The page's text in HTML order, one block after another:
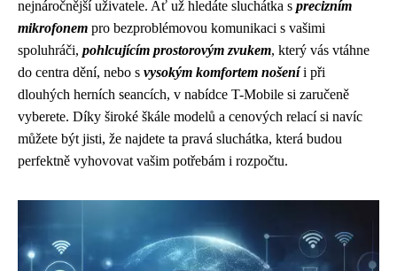
nejnáročnější uživatele. Ať už hledáte sluchátka s precizním
mikrofonem pro bezproblémovou komunikaci s vašimi
spoluhráči, pohlcujícím prostorovým zvukem, který vás vtáhne
do centra dění, nebo s vysokým komfortem nošeníi při
dlouhých herních seancích, v nabídce T-Mobile si zaručeně
vyberete. Díky široké škále modelů a cenových relací si navíc
můžete být jisti, že najdete ta pravá sluchátka, která budou
perfektně vyhovovat vašim potřebám i rozpočtu.